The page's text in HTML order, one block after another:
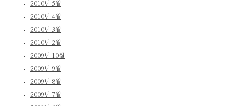
2010년 5월
2010년 4월
2010년 3월
2010년 2월
2009년 10월
2009년 9월
2009년 8월
2009년 7월